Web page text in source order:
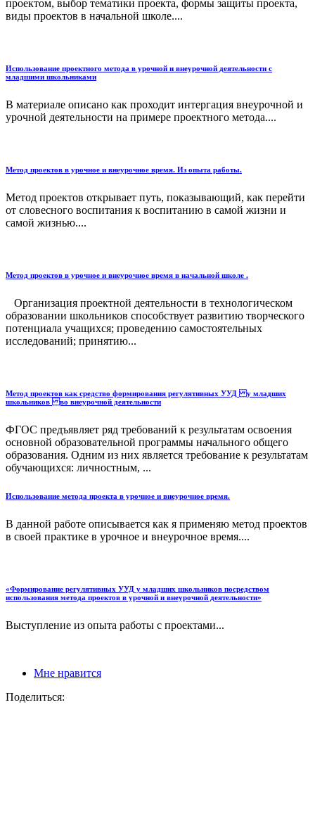
проектом, выбор тематики проекта, формы защиты проекта,
виды проектов в начальной школе....
Использование проектного метода в урочной и внеурочной деятельности с
младшими школьниками
В материале описано как проходит интергация внеурочной и
урочной деятельности на примере проектного метода....
Метод проектов в урочное и внеурочное время. Из опыта работы.
Метод проектов открывает путь, показывающий, как перейти
от словесного воспитания к воспитанию в самой жизни и
самой жизнью....
Метод проектов в урочное и внеурочное время в начальной школе .
Организация проектной деятельности в технологическом
образовании школьников способствует развитию творческого
потенциала учащихся; проведению самостоятельных
исследований; принятию...
Метод проектов как средство формирования регулятивных УУД у младших
школьников во внеурочной деятельности
ФГОС предъявляет ряд требований к результатам освоения
основной образовательной программы начального общего
образования. Одним из них является требование к результатам
обучающихся: личностным, ...
Использование метода проекта в урочное и внеурочное время.
В данной работе описывается как я применяю метод проектов
в своей практике в урочное и внеурочное время....
«Формирование регулятивных УУД у младших школьников посредством
использования метода проектов в урочной и внеурочной деятельности»
Выступление из опыта работы с проектами...
Мне нравится
Поделиться: